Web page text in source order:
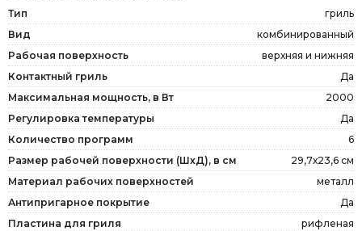
Тип
гриль
Вид
комбинированный
Рабочая поверхность
верхняя и нижняя
Контактный гриль
Да
Максимальная мощность, в Вт
2000
Регулировка температуры
Да
Количество программ
6
Размер рабочей поверхности (ШxД), в см
29,7х23,6 см
Материал рабочих поверхностей
металл
Антипригарное покрытие
Да
Пластина для гриля
рифленая